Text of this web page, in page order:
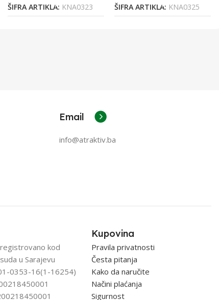
ŠIFRA ARTIKLA: KNA0323 ŠIFRA ARTIKLA: KNA0325
Email
info@atraktiv.ba
kod
u Sarajevu
0353-16(1-16254)
Kupovina
Pravila privatnosti
Česta pitanja
Kako da naručite
Načini plaćanja
Sigurnost